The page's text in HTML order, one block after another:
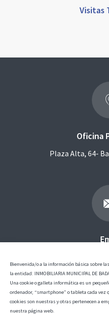
Bienvenida/o a la información básica sobre
la entidad: INMOBILIARIA MUNICIPAL DE
Una cookie o galleta informática es un
ordenador, “smartphone” o tableta cada
cookies son nuestras y otras pertenecen a
nuestra página web.
Visitas
Oficina
Plaza Alta, 64-